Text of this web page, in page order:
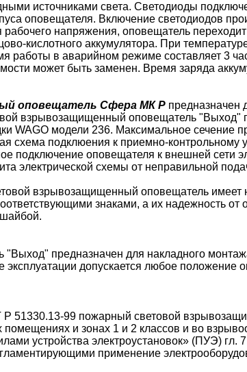
источниками света. Светодиоды
оповещателя. Включение светодиодов
рабочего напряжения, оповещатель
кислотного аккумулятора. При
работы в аварийном режиме составляет 3
может быть заменен. Время заряда
оповещатель Сфера МК Р предназначен
взрывозащищенный оповещатель "Выход"
WAGO модели 236. Максимальное сечение
схема подклюения к приемно-контрольному
подключение оповещателя к внешней сети
электрической схемы от неправильной
взрывозащищенный оповещатель имеет
знаками, а их надежность от
предназначен для накладного
допускается любое положение
Р 51330.13-99 пожарный световой
и зонах 1 и 2 классов и во
устройства электроустановок» (ПУЭ) гл.
применение